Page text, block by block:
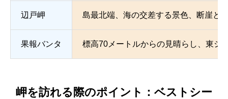
辺戸岬 島最北端、海の交差する景色、断崖と
果報バンタ 標高70メートルからの見晴らし、東シ
岬を訪れる際のポイント：ベストシー